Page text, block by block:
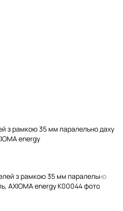
з рамкою 35 мм паралельно даху
energy